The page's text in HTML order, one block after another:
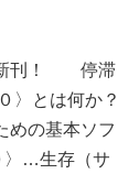
新刊！ 停滞
〉とは何か？
めの基本ソフ
〉…生存（サ